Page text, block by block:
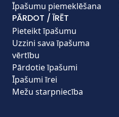
Īpašumu piemeklēšana
PĀRDOT / ĪRĒT
Pieteikt īpašumu
Uzzini sava īpašuma
vērtību
Pārdotie īpašumi
Īpašumi īrei
Mežu starpniecība